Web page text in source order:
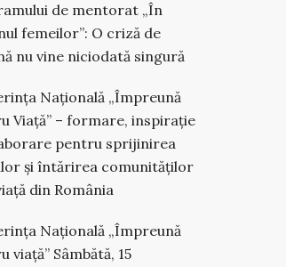
de mentorat „În
femeilor”: O criză de
nu vine niciodată singură
Națională „Împreună
Viață” – formare, inspirație
pentru sprijinirea
și întărirea comunităților
din România
Națională „Împreună
viață” Sâmbătă, 15